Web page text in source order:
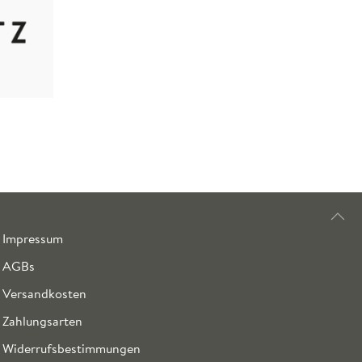
Impressum
AGBs
Versandkosten
Zahlungsarten
Widerrufsbestimmungen